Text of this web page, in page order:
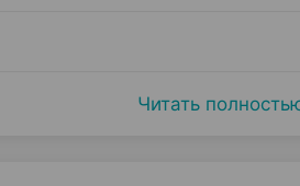
Читать